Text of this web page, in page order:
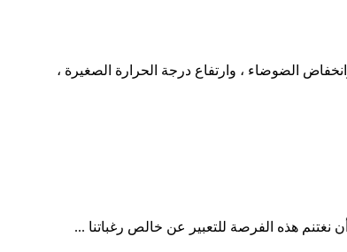
وانخفاض الضوضاء ، وارتفاع درجة الحرارة الصغيرة ،
نغتنم هذه الفرصة للتعبير عن خالص رغباتنا ...